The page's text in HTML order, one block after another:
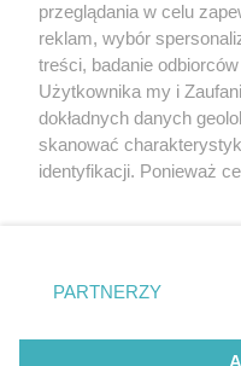
Nowa restauracja w
Specjalizuje się
Żebrownia
Katowice
Nie zapomnij
zapoznać się z:
polityką
Twojemiasto
Piekary Śląskie
Chorzów
Tarnowskie Góry
Gliwice
przeglądania w celu
reklam, wybór
treści, badanie
Użytkownika my i
dokładnych danych
skanować
identyfikacji. Ponieważ
prywatności znajdujący
. Niektóre rodzaje
zgody użytkownika, ale
takiemu przetwarzaniu.
PARTNERZY